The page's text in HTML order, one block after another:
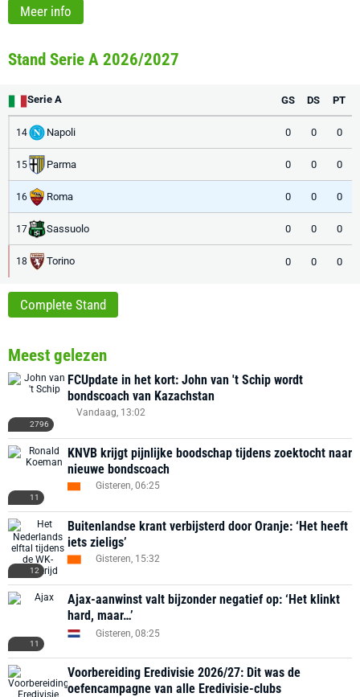
Meer info
Stand Serie A 2026/2027
Serie A GS DS PT
14 Napoli 0 0 0
15 Parma 0 0 0
16 Roma 0 0 0
17 Sassuolo 0 0 0
18 Torino 0 0 0
Complete Stand
Meest gelezen
2796
FCUpdate in het kort: John van 't Schip wordt
bondscoach van Kazachstan
Vandaag, 13:02
11
KNVB krijgt pijnlijke boodschap tijdens zoektocht naar
nieuwe bondscoach
Gisteren, 06:25
12
Buitenlandse krant verbijsterd door Oranje: ‘Het heeft
iets zieligs’
Gisteren, 15:32
11
Ajax-aanwinst valt bijzonder negatief op: ‘Het klinkt
hard, maar…’
Gisteren, 08:25
Voorbereiding Eredivisie 2026/27: Dit was de
oefencampagne van alle Eredivisie-clubs